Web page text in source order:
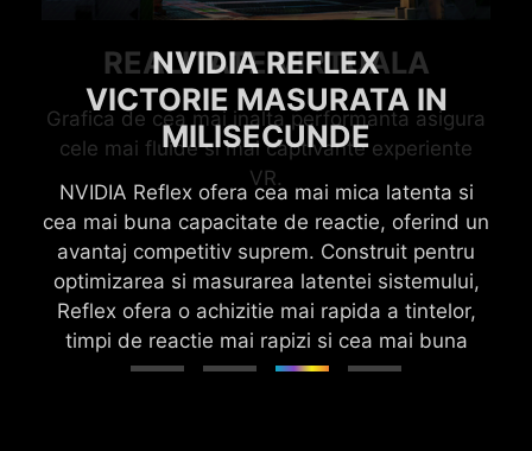
(DESIGN MUX)
REDIRECTIONEAZA PUTEREA
INTR-O CLIPITA
Prin posibilitatea de comutare intre „Modul
grafic discret“ si „Modul de grafica MSHybrid“
(NVIDIA Optimus) tehnologia de procesoare
grafice comutabile ofera performanta
puternica in jocuri si eficienta printr-un singur
clic.
NVIDIA REFLEX
VICTORIE MASURATA IN
MILISECUNDE
NVIDIA Reflex ofera cea mai mica latenta si
cea mai buna capacitate de reactie, oferind un
avantaj competitiv suprem. Construit pentru
optimizarea si masurarea latentei sistemului,
Reflex ofera o achizitie mai rapida a tintelor,
timpi de reactie mai rapizi si cea mai buna
precizie de ochire in jocurile competitive.
REALITATE VIRTUALA
Grafica de cea mai inalta performanta asigura
cele mai fluide si mai captivante experiente
VR.
REGISTRU DE ADRESE DE
BAZA (BAR)
REDIMENSIONABIL
Registrul de adrese de baza (BAR)
redimensionabil este o functie PCI Express
avansata care permite procesorului sa
acceseze simultan intregul tampon de cadru al
placii grafice, imbunatatind performanta in
multe jocuri.